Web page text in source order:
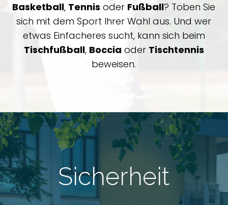
Basketball, Tennis oder Fußball? Toben Sie
sich mit dem Sport Ihrer Wahl aus. Und wer
etwas Einfacheres sucht, kann sich beim
Tischfußball, Boccia oder Tischtennis
beweisen.
Sicherheit